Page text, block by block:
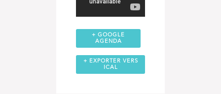
+ GOOGLE
AGENDA
+ EXPORTER VERS
ICAL